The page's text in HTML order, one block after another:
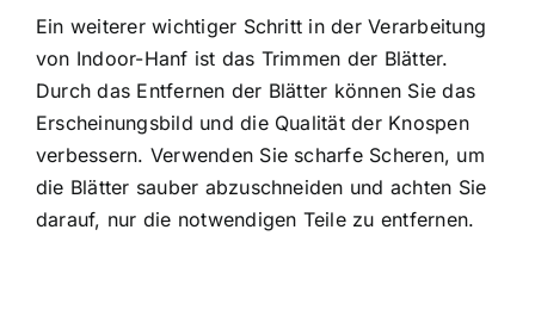
Ein weiterer wichtiger Schritt in der Verarbeitung
von Indoor-Hanf ist das Trimmen der Blätter.
Durch das Entfernen der Blätter können Sie das
Erscheinungsbild und die Qualität der Knospen
verbessern. Verwenden Sie scharfe Scheren, um
die Blätter sauber abzuschneiden und achten Sie
darauf, nur die notwendigen Teile zu entfernen.